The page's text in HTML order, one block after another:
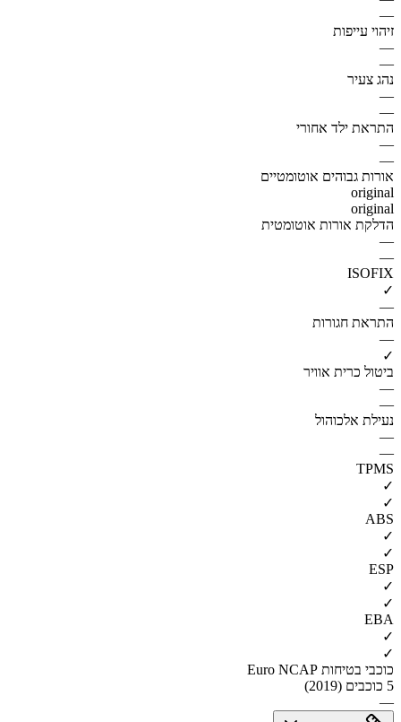
—
זיהוי עייפות
—
—
נהג צעיר
—
—
התראת ילד אחורי
—
—
אורות גבוהים אוטומטיים
original
original
הדלקת אורות אוטומטית
—
—
ISOFIX
✓
—
התראת חגורות
—
✓
ביטול כרית אוויר
—
—
נעילת אלכוהול
—
—
TPMS
✓
✓
ABS
✓
✓
ESP
✓
✓
EBA
✓
✓
כוכבי בטיחות Euro NCAP
5 כוכבים (2019)
—